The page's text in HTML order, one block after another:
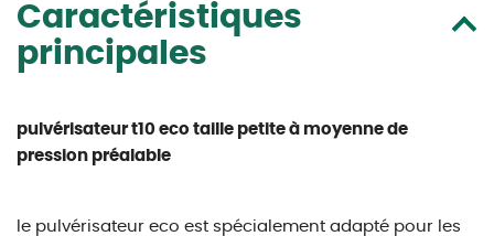
Caractéristiques
principales
pulvérisateur t10 eco taille petite à moyenne de
pression préalable
le pulvérisateur eco est spécialement adapté pour les